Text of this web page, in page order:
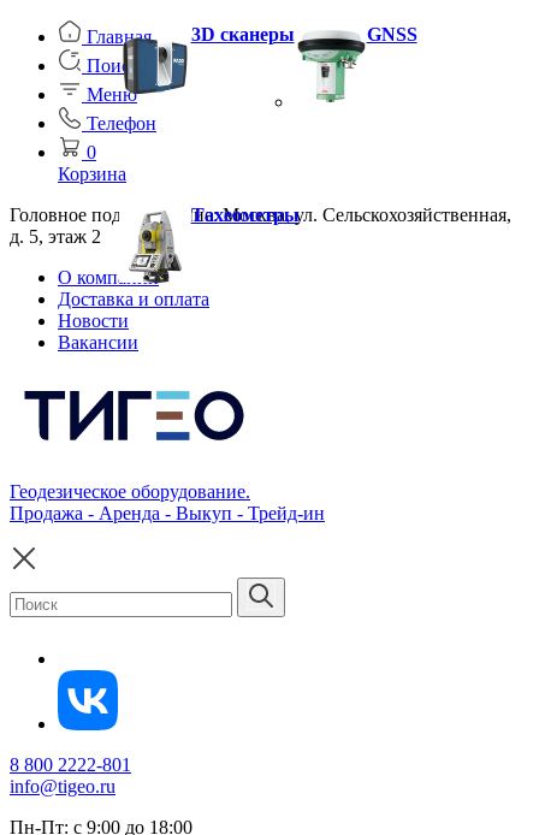
Главная
Поиск
Меню
Телефон
0
Корзина
Головное подразделение: Москва, ул. Сельскохозяйственная,
д. 5, этаж 2
О компании
Доставка и оплата
Новости
Вакансии
Геодезическое оборудование.
Продажа - Аренда - Выкуп - Трейд-ин
8 800 2222-801
info@tigeo.ru
Пн-Пт: с 9:00 до 18:00
3D сканеры GNSS
Тахеометры